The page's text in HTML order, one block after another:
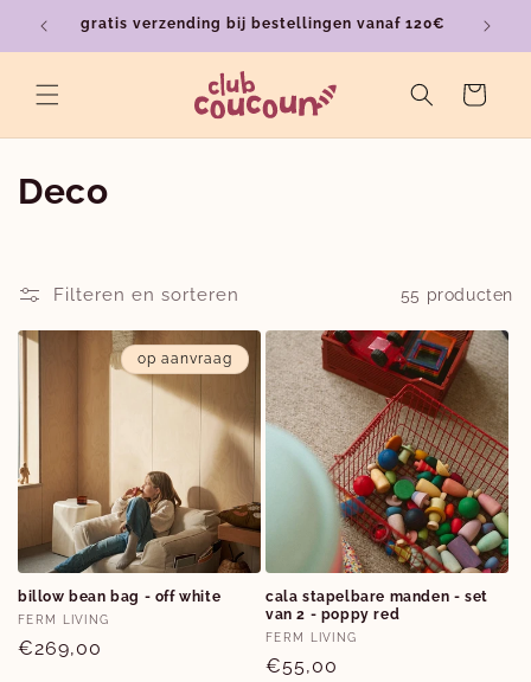
naar de
content
gratis verzending bij bestellingen vanaf 120€
Winkelwagen
C
l
l
e
c
t
i
e
:
Deco
Filteren en sorteren 55 producten
op aanvraag
billow bean bag - off white
Verkoper:
FERM LIVING
Normale
€269,00
cala stapelbare manden - set
van 2 - poppy red
Verkoper:
FERM LIVING
Normale
€55,00